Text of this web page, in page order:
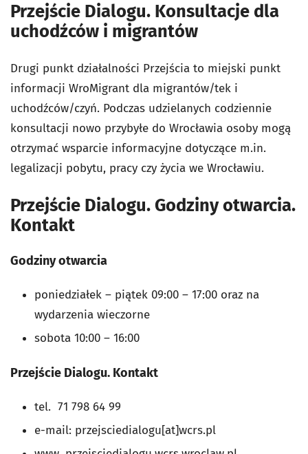
Przejście Dialogu. Konsultacje dla
uchodźców i migrantów
Drugi punkt działalności Przejścia to miejski punkt
informacji WroMigrant dla migrantów/tek i
uchodźców/czyń. Podczas udzielanych codziennie
konsultacji nowo przybyłe do Wrocławia osoby mogą
otrzymać wsparcie informacyjne dotyczące m.in.
legalizacji pobytu, pracy czy życia we Wrocławiu.
Przejście Dialogu. Godziny otwarcia.
Kontakt
Godziny otwarcia
poniedziałek – piątek 09:00 – 17:00 oraz na
wydarzenia wieczorne
sobota 10:00 – 16:00
Przejście Dialogu. Kontakt
tel. 71 798 64 99
e-mail: przejsciedialogu[at]wcrs.pl